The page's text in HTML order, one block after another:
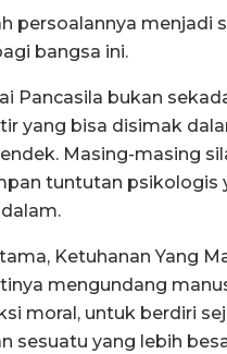
persoalannya menjadi
bangsa ini.
Pancasila bukan
yang bisa disimak
Masing-masing
tuntutan psikologis
Ketuhanan Yang
mengundang
moral, untuk berdiri
sesuatu yang lebih